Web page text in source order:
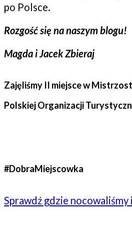
po Polsce.
Rozgość się na naszym blogu!
Magda i Jacek Zbieraj
Zajęliśmy II miejsce w
Polskiej Organizacji
#DobraMiejscowka
Sprawdź gdzie nocowaliśmy